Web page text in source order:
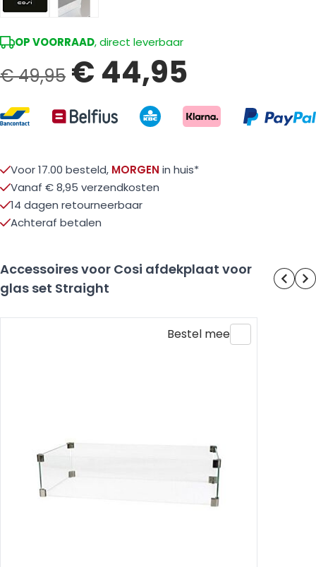
OP VOORRAAD, direct leverbaar
€ 49,95 € 44,95
Voor 17.00 besteld, MORGEN in huis*
Vanaf € 8,95 verzendkosten
14 dagen retourneerbaar
Achteraf betalen
Accessoires voor Cosi afdekplaat voor
glas set Straight
Bestel mee